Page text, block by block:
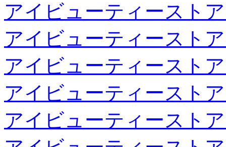
アイビューティースト
アイビューティースト
アイビューティースト
アイビューティースト
アイビューティースト